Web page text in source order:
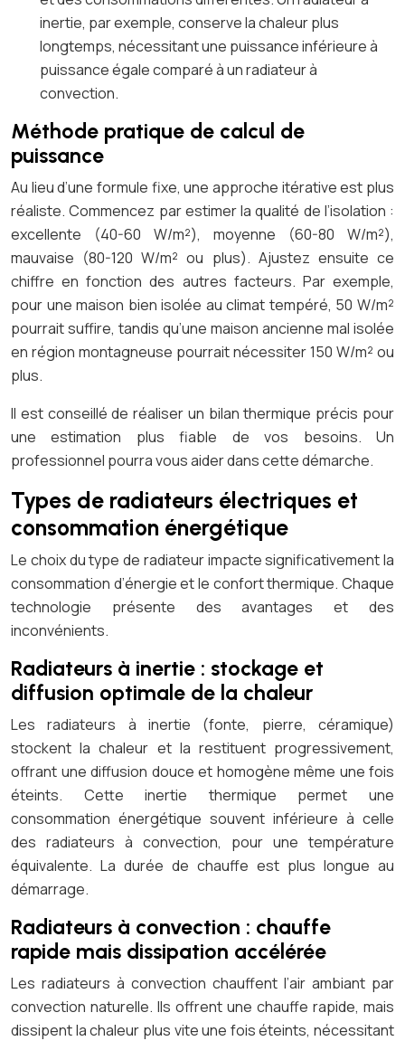
inertie, par exemple, conserve la chaleur plus
longtemps, nécessitant une puissance inférieure à
puissance égale comparé à un radiateur à
convection.
Méthode pratique de calcul de
puissance
Au lieu d’une formule fixe, une approche itérative est plus
réaliste. Commencez par estimer la qualité de l’isolation :
excellente (40-60 W/m²), moyenne (60-80 W/m²),
mauvaise (80-120 W/m² ou plus). Ajustez ensuite ce
chiffre en fonction des autres facteurs. Par exemple,
pour une maison bien isolée au climat tempéré, 50 W/m²
pourrait suffire, tandis qu’une maison ancienne mal isolée
en région montagneuse pourrait nécessiter 150 W/m² ou
plus.
Il est conseillé de réaliser un bilan thermique précis pour
une estimation plus fiable de vos besoins. Un
professionnel pourra vous aider dans cette démarche.
Types de radiateurs électriques et
consommation énergétique
Le choix du type de radiateur impacte significativement la
consommation d’énergie et le confort thermique. Chaque
technologie présente des avantages et des
inconvénients.
Radiateurs à inertie : stockage et
diffusion optimale de la chaleur
Les radiateurs à inertie (fonte, pierre, céramique)
stockent la chaleur et la restituent progressivement,
offrant une diffusion douce et homogène même une fois
éteints. Cette inertie thermique permet une
consommation énergétique souvent inférieure à celle
des radiateurs à convection, pour une température
équivalente. La durée de chauffe est plus longue au
démarrage.
Radiateurs à convection : chauffe
rapide mais dissipation accélérée
Les radiateurs à convection chauffent l’air ambiant par
convection naturelle. Ils offrent une chauffe rapide, mais
dissipent la chaleur plus vite une fois éteints, nécessitant